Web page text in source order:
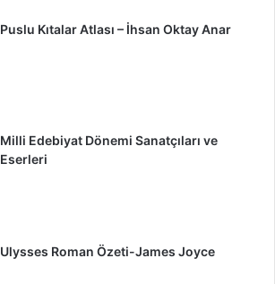
Puslu Kıtalar Atlası – İhsan Oktay Anar
Milli Edebiyat Dönemi Sanatçıları ve
Eserleri
Ulysses Roman Özeti-James Joyce